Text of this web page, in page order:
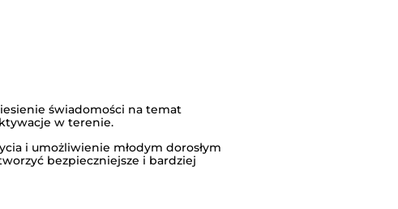
świadomości na temat
w terenie.
i umożliwienie młodym dorosłym
bezpieczniejsze i bardziej